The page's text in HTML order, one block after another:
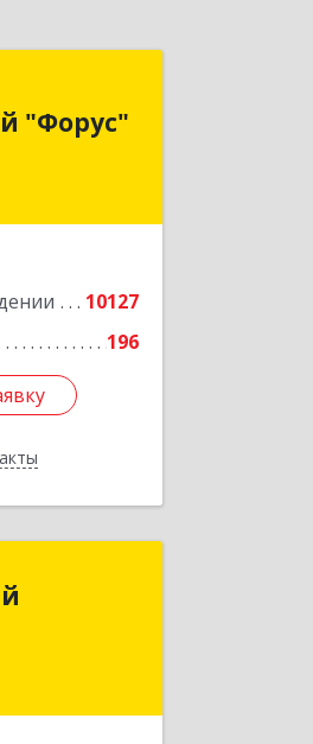
"Форус"
10127
196
Иркутск г,
1, оф.1
Подробнее
г, Заневский